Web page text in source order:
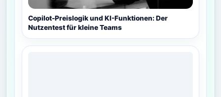
Copilot-Preislogik und KI-Funktionen: Der
Nutzentest für kleine Teams